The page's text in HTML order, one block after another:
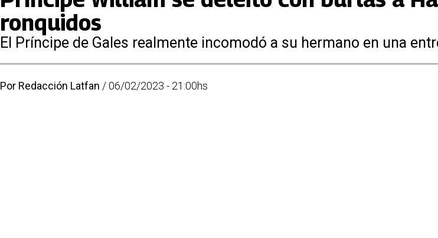
ronquidos
El Príncipe de Gales realmente incomodó a su hermano en una
Por Redacción Latfan /06/02/2023 - 21:00hs